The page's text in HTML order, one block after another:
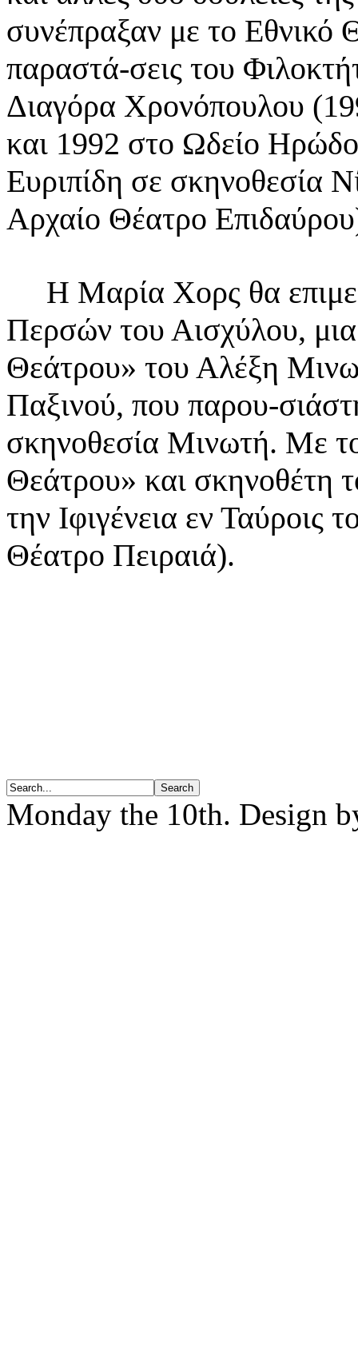
συνέπραξαν με το Εθνικό
παραστά-σεις του
Διαγόρα Χρονόπουλου
και 1992 στο Ωδείο
Ευριπίδη σε σκηνοθεσία
Αρχαίο Θέατρο
Η Μαρία Χορς θα
Περσών του Αισχύλου,
Θεάτρου» του Αλέξη
Παξινού, που παρου-
σκηνοθεσία Μινωτή. Με
Θεάτρου» και σκηνοθέτη
την Ιφιγένεια εν Ταύροις
Θέατρο Πειραιά).
Monday the 10th. Design